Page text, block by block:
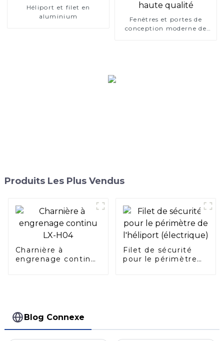
Héliport et filet en
aluminium
Fenêtres et portes de
conception moderne de
Produits Les Plus Vendus
Charnière à
engrenage continu
Filet de sécurité
pour le périmètre
Blog Connexe